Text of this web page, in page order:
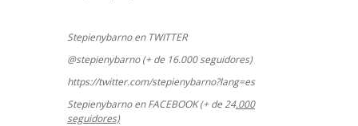
Stepienybarno en TWITTER
@stepienybarno (+ de 16.000 seguidores)
https://twitter.com/stepienybarno?lang=es
Stepienybarno en FACEBOOK (+ de 24.000
seguidores)